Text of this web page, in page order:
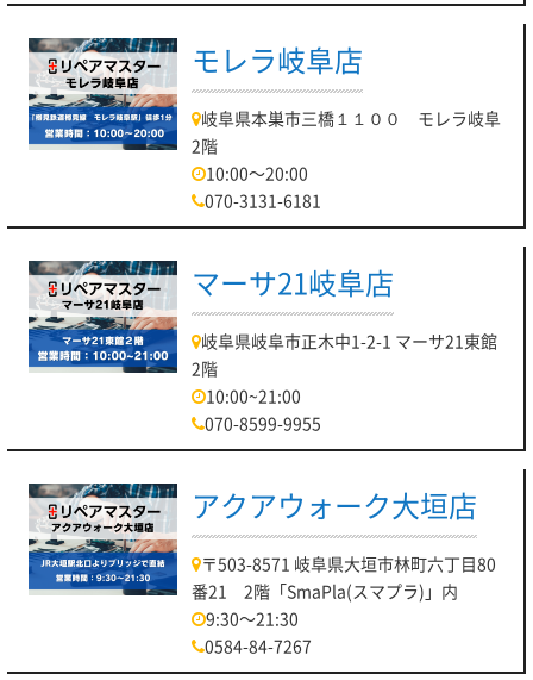
モレラ岐阜店
岐阜県本巣市三橋１１００ モレラ岐阜
2階
10:00～20:00
070-3131-6181
マーサ21岐阜店
岐阜県岐阜市正木中1-2-1 マーサ21東館
2階
10:00~21:00
070-8599-9955
アクアウォーク大垣店
〒503-8571 岐阜県大垣市林町六丁目80
番21 2階「SmaPla(スマプラ)」内
9:30～21:30
0584-84-7267